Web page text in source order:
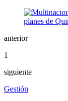
anterior
1
siguiente
Gestión